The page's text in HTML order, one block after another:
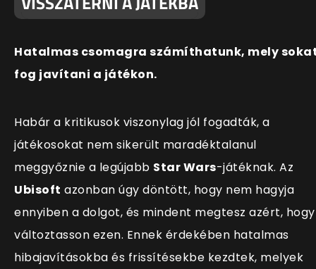
Hatalmas csomagra számíthatunk, mely
fog javítani a játékon.
Habár a kritikusok viszonylag jól fogadták, a
játékosokat nem sikerült maradéktalanul
meggyőznie a legújabb Star Wars-játéknak. Az
Ubisoft azonban úgy döntött, hogy nem hagyja
ennyiben a dolgot, és mindent megtesz azért, hogy
változtasson ezen. Ennek érdekében hatalmas
hibajavításokba és frissítésekbe kezdtek, melyek